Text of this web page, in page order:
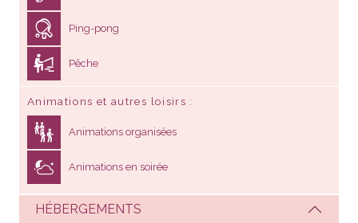
Ping-pong
Pêche
Animations et autres loisirs
Animations organisées
Animations en soirée
HÉBERGEMENTS